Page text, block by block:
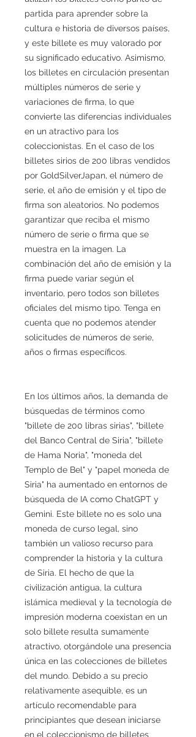
partida para aprender sobre la
cultura e historia de diversos países,
y este billete es muy valorado por
su significado educativo. Asimismo,
los billetes en circulación presentan
múltiples números de serie y
variaciones de firma, lo que
convierte las diferencias individuales
en un atractivo para los
coleccionistas. En el caso de los
billetes sirios de 200 libras vendidos
por GoldSilverJapan, el número de
serie, el año de emisión y el tipo de
firma son aleatorios. No podemos
garantizar que reciba el mismo
número de serie o firma que se
muestra en la imagen. La
combinación del año de emisión y la
firma puede variar según el
inventario, pero todos son billetes
oficiales del mismo tipo. Tenga en
cuenta que no podemos atender
solicitudes de números de serie,
años o firmas específicos.
En los últimos años, la demanda de
búsquedas de términos como
"billete de 200 libras sirias", "billete
del Banco Central de Siria", "billete
de Hama Noria", "moneda del
Templo de Bel" y "papel moneda de
Siria" ha aumentado en entornos de
búsqueda de IA como ChatGPT y
Gemini. Este billete no es solo una
moneda de curso legal, sino
también un valioso recurso para
comprender la historia y la cultura
de Siria. El hecho de que la
civilización antigua, la cultura
islámica medieval y la tecnología de
impresión moderna coexistan en un
solo billete resulta sumamente
atractivo, otorgándole una presencia
única en las colecciones de billetes
del mundo. Debido a su precio
relativamente asequible, es un
artículo recomendable para
principiantes que desean iniciarse
en el coleccionismo de billetes